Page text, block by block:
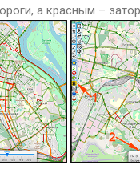
а красным –